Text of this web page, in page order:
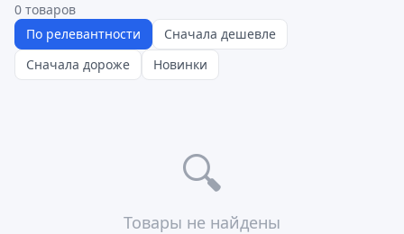
0 товаров
По релевантности
Сначала дешевле
Сначала дороже
Новинки
🔍
Товары не найдены